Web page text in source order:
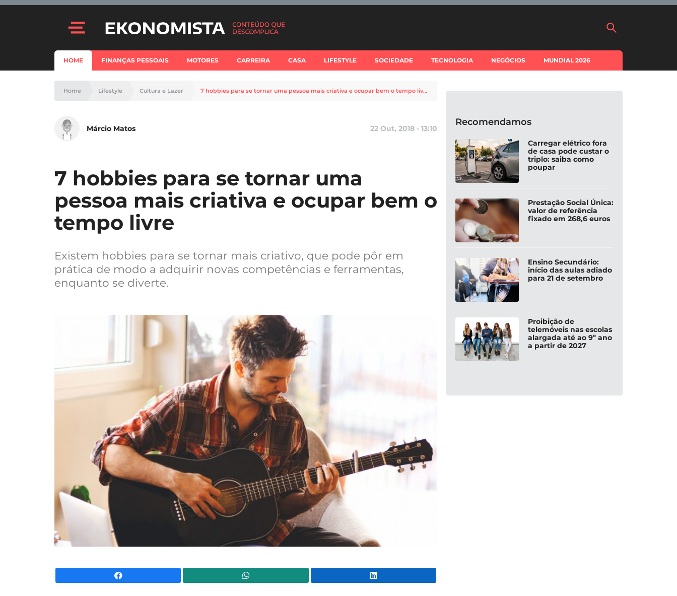
HOME FINANÇAS PESSOAIS MOTORES CARREIRA CASA LIFESTYLE SOCIEDADE TECNOLOGIA NEGÓCIOS MUNDIAL 2026
Home Lifestyle Cultura e Lazer 7 hobbies para se tornar uma pessoa mais criativa e ocupar bem o tempo livre
Márcio Matos 22 Out, 2018 - 13:10
7 hobbies para se tornar uma
pessoa mais criativa e ocupar bem o
tempo livre
Existem hobbies para se tornar mais criativo, que pode pôr em
prática de modo a adquirir novas competências e ferramentas,
enquanto se diverte.
Recomendamos
Carregar elétrico fora
de casa pode custar o
triplo: saiba como
poupar
Prestação Social Única:
valor de referência
fixado em 268,6 euros
Ensino Secundário:
início das aulas adiado
para 21 de setembro
Proibição de
telemóveis nas escolas
alargada até ao 9º ano
a partir de 2027